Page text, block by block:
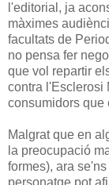
l'editorial, ja
màximes
facultats de
no pensa fer
que vol repartir
contra l'Esclerosi
consumidors que
Malgrat que en
la preocupació
formes), ara